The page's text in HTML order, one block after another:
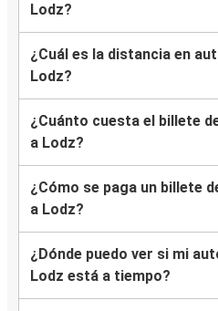
Lodz?
¿Cuál es la distancia en
Lodz?
¿Cuánto cuesta el billete
a Lodz?
¿Cómo se paga un billete
a Lodz?
¿Dónde puedo ver si mi
Lodz está a tiempo?